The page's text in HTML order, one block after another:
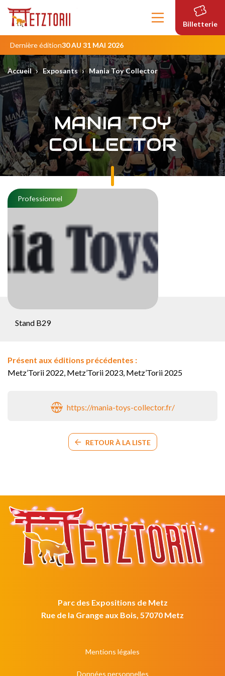
Contenu
principal
Billetterie
Dernière édition30 AU 31 MAI 2026
Accueil › Exposants › Mania Toy Collector
MANIA TOY
COLLECTOR
Professionnel
Stand B29
Présent aux éditions précédentes :
Metz’Torii 2022, Metz’Torii 2023, Metz’Torii 2025
https://mania-toys-collector.fr/
RETOUR À LA LISTE
Parc des Expositions de Metz
Rue de la Grange aux Bois, 57070 Metz
Mentions légales
Données personnelles